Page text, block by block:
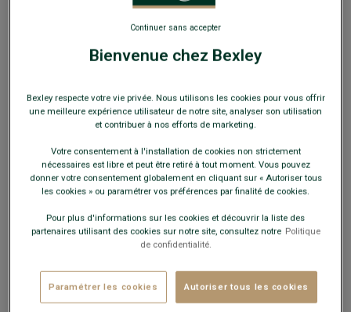
Bermuda chino homme Sable - BARRY
Coupe standard - Serge coton et élasthanne
FINS DE SÉRIE
Payez en plusieurs fois dès 199€ d'achat
COULEURS DISPONIBLES
Ce modèle taille petit, choisir la taille au-dessus de votre
taille habituelle.
Bienvenue chez Bexley
Bexley respecte votre vie privée. Nous utilisons les cookies pour vous offrir
une meilleure expérience utilisateur de notre site, analyser son utilisation
et contribuer à nos efforts de marketing.
Votre consentement à l'installation de cookies non strictement
nécessaires est libre et peut être retiré à tout moment. Vous pouvez
donner votre consentement globalement en cliquant sur « Autoriser tous
les cookies » ou paramétrer vos préférences par finalité de cookies.
Pour plus d'informations sur les cookies et découvrir la liste des
partenaires utilisant des cookies sur notre site, consultez notre Politique
de confidentialité.
Paramétrer les cookies Autoriser tous les cookies
Continuer sans accepter